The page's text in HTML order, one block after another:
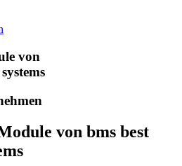
von
von bms best